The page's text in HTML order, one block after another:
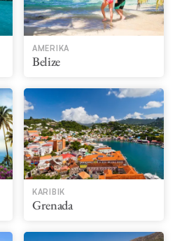
AMERIKA
Belize
KARIBIK
Grenada